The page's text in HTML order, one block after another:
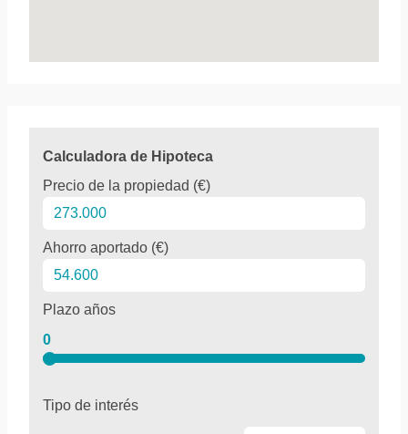
Calculadora de Hipoteca
Precio de la propiedad (€)
Ahorro aportado (€)
Plazo años
0
Tipo de interés